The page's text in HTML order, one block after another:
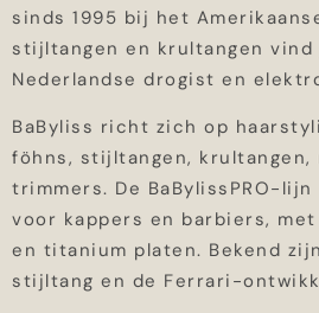
sinds 1995 bij het
stijltangen en krultangen
Nederlandse drogist en
BaByliss richt zich op
föhns, stijltangen,
trimmers. De BaBylissPRO-
voor kappers en barbiers,
en titanium platen. Bekend
stijltang en de Ferrari-